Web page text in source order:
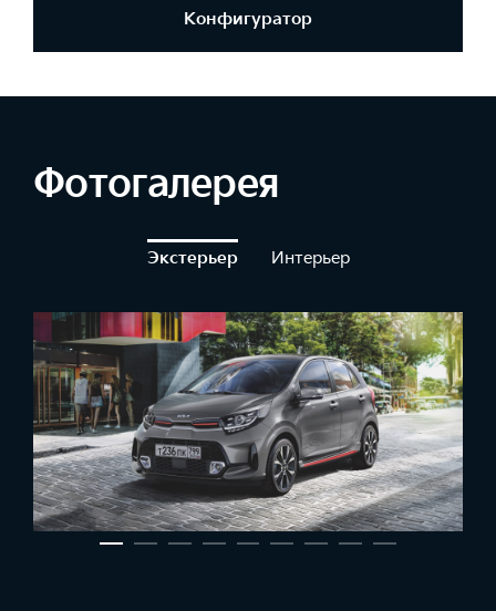
Конфигуратор
Фотогалерея
Экстерьер Интерьер